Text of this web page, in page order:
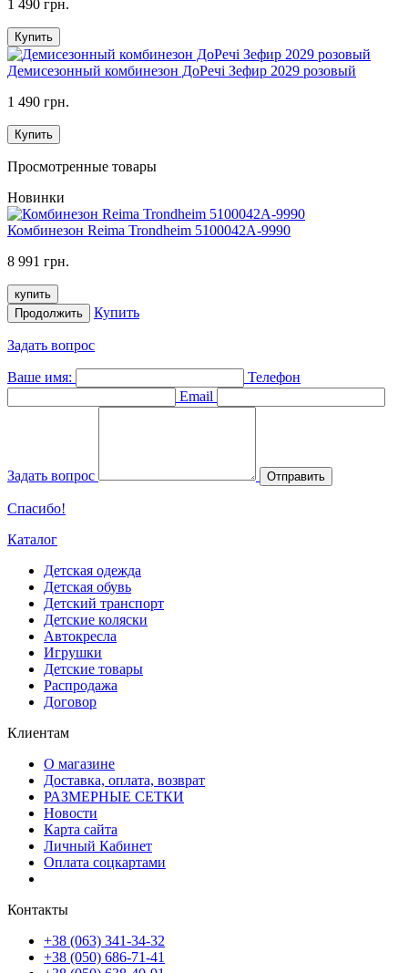
1 490 грн.
Купить
Демисезонный комбинезон ДоРечі Зефир 2029 розовый
1 490 грн.
Купить
Просмотренные товары
Новинки
Комбинезон Reima Trondheim 5100042A-9990
8 991 грн.
купить
Продолжить
Купить
Задать вопрос
Ваше имя:
Телефон
Email
Задать вопрос Отправить
Спасибо!
Каталог
Детская одежда
Детская обувь
Детский транспорт
Детские коляски
Автокресла
Игрушки
Детские товары
Распродажа
Договор
Клиентам
О магазине
Доставка, оплата, возврат
РАЗМЕРНЫЕ СЕТКИ
Новости
Карта сайта
Личный Кабинет
Оплата соцкартами
Контакты
+38 (063) 341-34-32
+38 (050) 686-71-41